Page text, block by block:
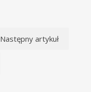
Następny artykuł